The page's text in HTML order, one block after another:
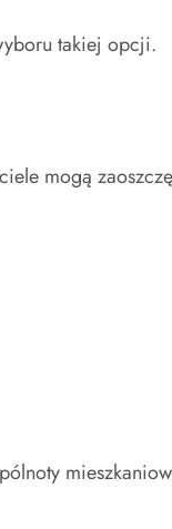
takiej opcji.
mogą